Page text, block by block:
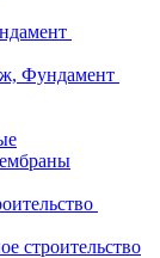
Фундамент
строительство